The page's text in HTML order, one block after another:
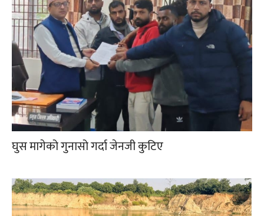
घुस मागेको गुनासो गर्दा जेनजी कुटिए